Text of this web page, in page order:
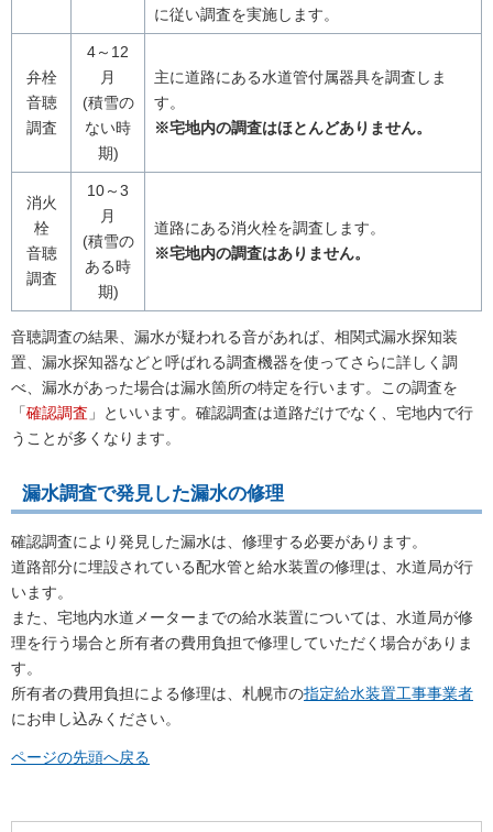
に従い調査を実施します。
弁栓
音聴
調査
4～12
月
(積雪の
ない時
期)
主に道路にある水道管付属器具を調査しま
す。
※宅地内の調査はほとんどありません。
消火
栓
音聴
調査
10～3
月
(積雪の
ある時
期)
道路にある消火栓を調査します。
※宅地内の調査はありません。
音聴調査の結果、漏水が疑われる音があれば、相関式漏水探知装
置、漏水探知器などと呼ばれる調査機器を使ってさらに詳しく調
べ、漏水があった場合は漏水箇所の特定を行います。この調査を
「確認調査 」といいます。確認調査は道路だけでなく、宅地内で行
うことが多くなります。
漏水調査で発見した漏水の修理
確認調査により発見した漏水は、修理する必要があります。
道路部分に埋設されている配水管と給水装置の修理は、水道局が行
います。
また、宅地内水道メーターまでの給水装置については、水道局が修
理を行う場合と所有者の費用負担で修理していただく場合がありま
す。
所有者の費用負担による修理は、札幌市の指定給水装置工事事業者
にお申し込みください。
ページの先頭へ戻る